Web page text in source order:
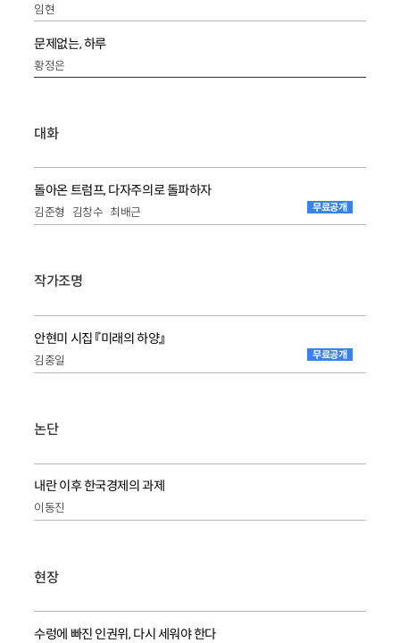
임현
문제없는, 하루
황정은
대화
돌아온 트럼프, 다자주의로 돌파하자
김준형 김창수 최배근 무료공개
작가조명
안현미 시집 『미래의 하양』
김중일 무료공개
논단
내란 이후 한국경제의 과제
이동진
현장
수렁에 빠진 인권위, 다시 세워야 한다